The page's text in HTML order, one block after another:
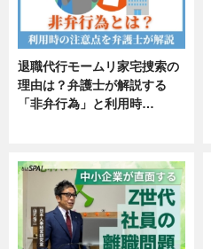
退職代行モームリ家宅捜索の
理由は？弁護士が解説する
「非弁行為」と利用時…